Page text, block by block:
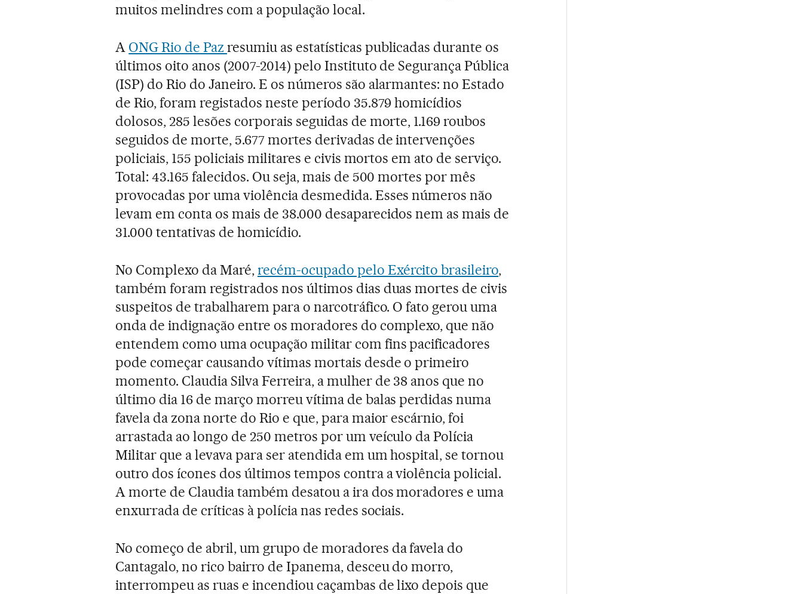
muitos melindres com a população local.
A ONG Rio de Pazresumiu as estatísticas publicadas durante os
últimos oito anos (2007-2014) pelo Instituto de Segurança Pública
(ISP) do Rio do Janeiro. E os números são alarmantes: no Estado
de Rio, foram registados neste período 35.879 homicídios
dolosos, 285 lesões corporais seguidas de morte, 1.169 roubos
seguidos de morte, 5.677 mortes derivadas de intervenções
policiais, 155 policiais militares e civis mortos em ato de serviço.
Total: 43.165 falecidos. Ou seja, mais de 500 mortes por mês
provocadas por uma violência desmedida. Esses números não
levam em conta os mais de 38.000 desaparecidos nem as mais de
31.000 tentativas de homicídio.
No Complexo da Maré,recém-ocupado pelo Exército brasileiro,
também foram registrados nos últimos dias duas mortes de civis
suspeitos de trabalharem para o narcotráfico. O fato gerou uma
onda de indignação entre os moradores do complexo, que não
entendem como uma ocupação militar com fins pacificadores
pode começar causando vítimas mortais desde o primeiro
momento. Claudia Silva Ferreira, a mulher de 38 anos que no
último dia 16 de março morreu vítima de balas perdidas numa
favela da zona norte do Rio e que, para maior escárnio, foi
arrastada ao longo de 250 metros por um veículo da Polícia
Militar que a levava para ser atendida em um hospital, se tornou
outro dos ícones dos últimos tempos contra a violência policial.
A morte de Claudia também desatou a ira dos moradores e uma
enxurrada de críticas à polícia nas redes sociais.
No começo de abril, um grupo de moradores da favela do
Cantagalo, no rico bairro de Ipanema, desceu do morro,
interrompeu as ruas e incendiou caçambas de lixo depois que